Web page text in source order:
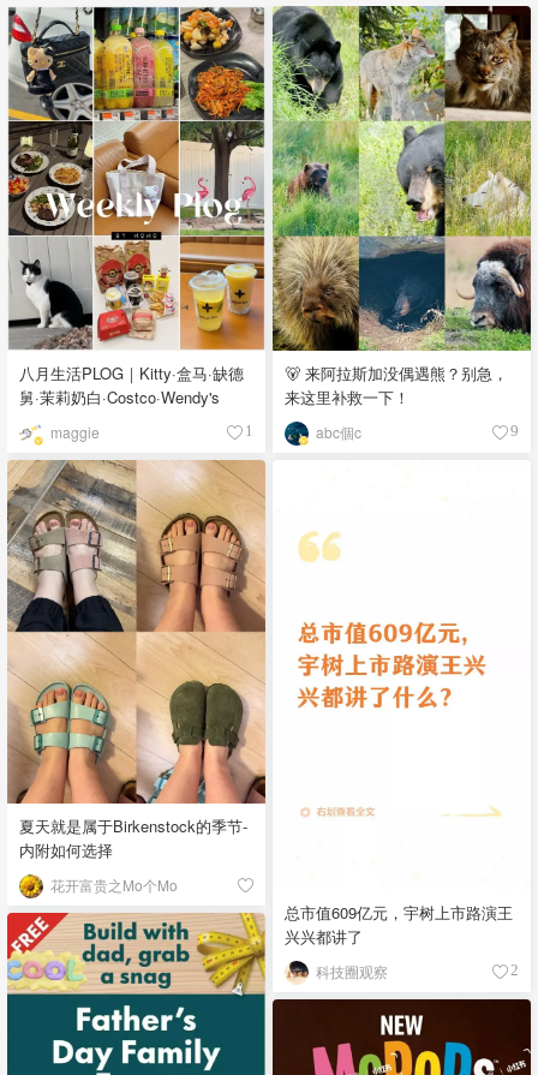
八月生活PLOG｜Kitty·盒马·缺德
舅·茉莉奶白·Costco·Wendy's
maggie 1
🐻 来阿拉斯加没偶遇熊？别急，
来这里补救一下！
abc個c 9
夏天就是属于Birkenstock的季节-
内附如何选择
花开富贵之Mo个Mo
总市值609亿元，宇树上市路演王
兴兴都讲了
科技圈观察 2